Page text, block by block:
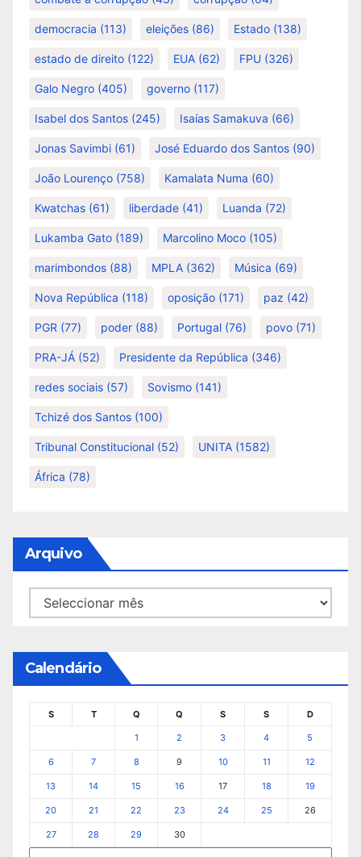
democracia (113) eleições (86) Estado (138)
estado de direito (122) EUA (62) FPU (326)
Galo Negro (405) governo (117)
Isabel dos Santos (245) Isaías Samakuva (66)
Jonas Savimbi (61) José Eduardo dos Santos (90)
João Lourenço (758) Kamalata Numa (60)
Kwatchas (61) liberdade (41) Luanda (72)
Lukamba Gato (189) Marcolino Moco (105)
marimbondos (88) MPLA (362) Música (69)
Nova República (118) oposição (171) paz (42)
PGR (77) poder (88) Portugal (76) povo (71)
PRA-JÁ (52) Presidente da República (346)
redes sociais (57) Sovismo (141)
Tchizé dos Santos (100)
Tribunal Constitucional (52) UNITA (1582)
África (78)
Arquivo
Arquivo
Calendário
S T Q Q S S D
1 2 3 4 5
6 7 8 9 10 11 12
13 14 15 16 17 18 19
20 21 22 23 24 25 26
27 28 29 30